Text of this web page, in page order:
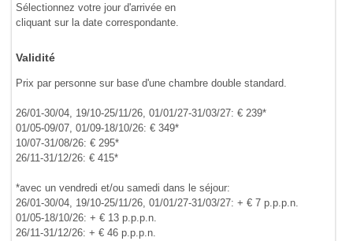
Sélectionnez votre jour d'arrivée en
cliquant sur la date correspondante.
Validité
Prix par personne sur base d'une chambre double standard.
26/01-30/04, 19/10-25/11/26, 01/01/27-31/03/27: € 239*
01/05-09/07, 01/09-18/10/26: € 349*
10/07-31/08/26: € 295*
26/11-31/12/26: € 415*
*avec un vendredi et/ou samedi dans le séjour:
26/01-30/04, 19/10-25/11/26, 01/01/27-31/03/27: + € 7 p.p.p.n.
01/05-18/10/26: + € 13 p.p.p.n.
26/11-31/12/26: + € 46 p.p.p.n.